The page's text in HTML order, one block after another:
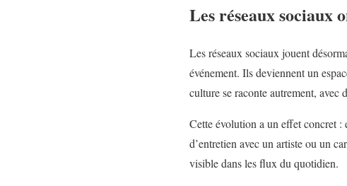
Les réseaux sociaux
Les réseaux sociaux jouent
événement. Ils deviennent un
culture se raconte autrement, avec
Cette évolution a un effet concret :
d’entretien avec un artiste ou un
visible dans les flux du quotidien.